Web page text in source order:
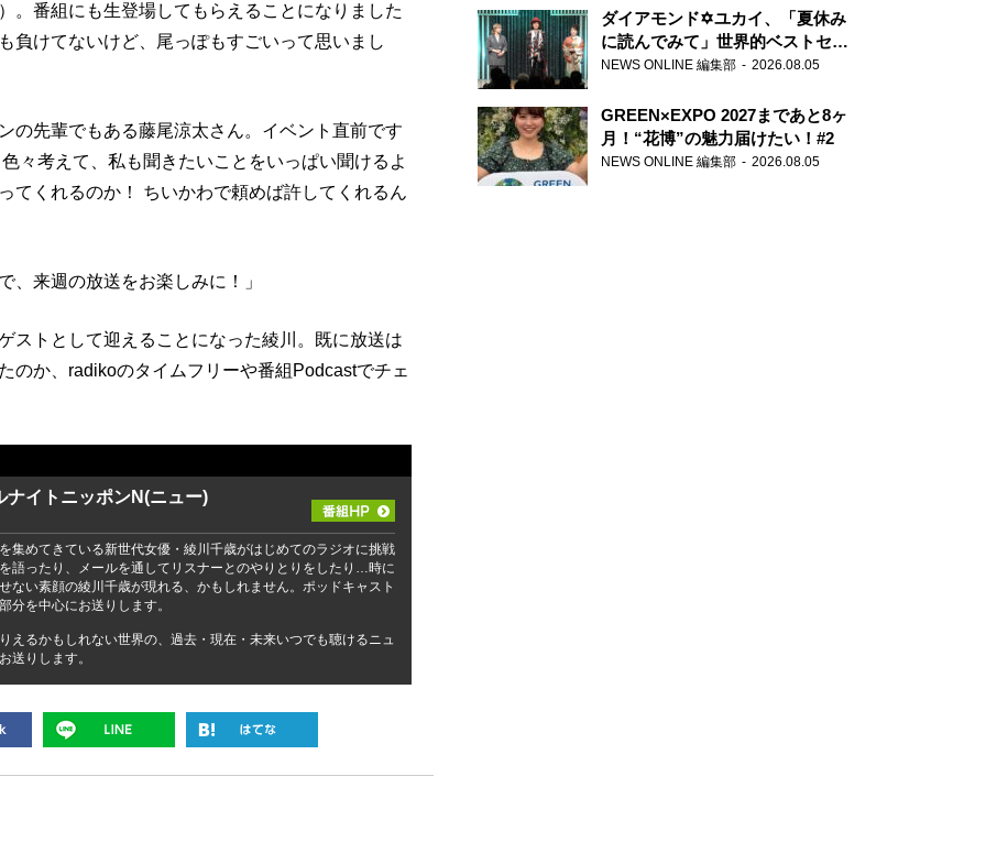
。番組にも生登場してもらえることになりました
負けてないけど、尾っぽもすごいって思いまし
の先輩でもある藤尾涼太さん。イベント直前です
々考えて、私も聞きたいことをいっぱい聞けるよ
てくれるのか！ ちいかわで頼めば許してくれるん
、来週の放送をお楽しみに！」
ストとして迎えることになった綾川。既に放送は
のか、radikoのタイムフリーや番組Podcastでチェ
ナイトニッポンN(ニュー)
集めてきている新世代女優・綾川千歳がはじめてのラジオに挑戦
語ったり、メールを通してリスナーとのやりとりをしたり…時に
ない素顔の綾川千歳が現れる、かもしれません。ポッドキャスト
分を中心にお送りします。
えるかもしれない世界の、過去・現在・未来いつでも聴けるニュ
送りします。
ダイアモンド✡ユカイ、「夏休み
に読んでみて」世界的ベストセラ
ー『アナスタシア』を紹介
NEWS ONLINE 編集部 2026.08.05
GREEN×EXPO 2027まであと8ヶ
月！“花博”の魅力届けたい！#2
NEWS ONLINE 編集部 2026.08.05